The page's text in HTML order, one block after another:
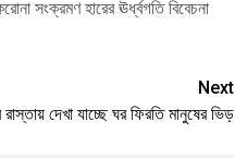
সংক্রমণ হারের ঊর্ধ্বগতি বিবেচনা
Next
দেখা যাচ্ছে ঘর ফিরতি মানুষের ভিড়